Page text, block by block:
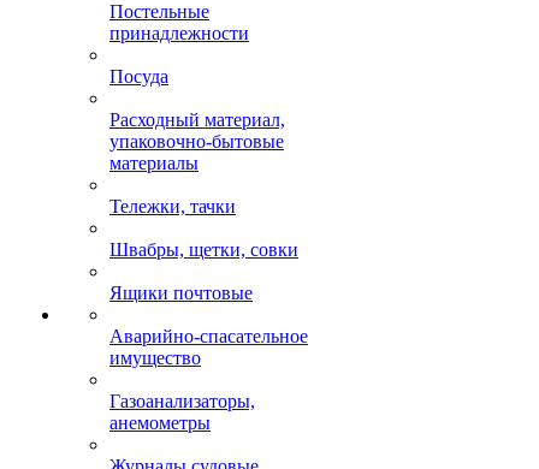
Постельные
принадлежности
Посуда
Расходный материал,
упаковочно-бытовые
материалы
Тележки, тачки
Швабры, щетки, совки
Ящики почтовые
Аварийно-спасательное
имущество
Газоанализаторы,
анемометры